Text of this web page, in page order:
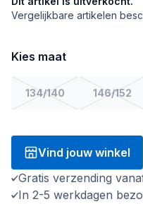
Vergelijkbare artikelen
Kies maat
134/140 146/152
Vind jouw winkel
Gratis verzending
In 2-5 werkdagen